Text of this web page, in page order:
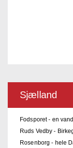
Sjælland
Fodsporet - en
Ruds Vedby -
Rosenborg - hele